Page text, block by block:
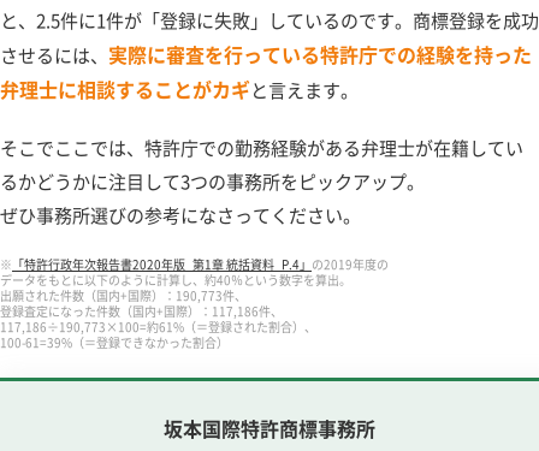
と、2.5件に1件が「登録に失敗」しているのです。商標登録を成功
させるには、 実際に審査を行っている特許庁での経験を持った
弁理士に相談することがカギと言えます。
そこでここでは、特許庁での勤務経験がある弁理士が在籍してい
るかどうかに注目して3つの事務所をピックアップ。
ぜひ事務所選びの参考になさってください。
※ 「特許行政年次報告書2020年版_第1章 統括資料_P.4」 の2019年度の
データをもとに以下のように計算し、約40％という数字を算出。
出願された件数（国内+国際）：190,773件、
登録査定になった件数（国内+国際）：117,186件、
117,186÷190,773×100=約61%（＝登録された割合）、
100-61=39%（＝登録できなかった割合）
坂本国際特許商標事務所